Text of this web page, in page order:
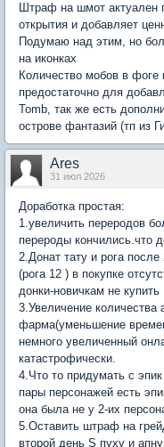
Штраф на шмот актуален
открытия и добавляет
Подумаю над этим, но
на иконках
Количество мобов в фоге
предостаточно для
Tomb, так же есть
острове фантазий (тп из
Ares
31 июл 2026
Доработка простая:
1.увеличить переродов
перероды кончились.что
2.Донат тату и рога
(рога 12 ) в покупке
донки-новичкам не купить
3.Увеличение количества
фарма(уменьшение
немного увеличенный
катастрофически.
4.Что то придумать с
пары персонажей есть
она была не у 2-их
5.Оставить штраф на
второй день S пуху и